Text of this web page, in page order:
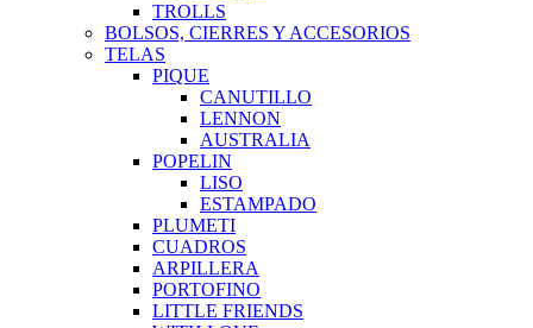
TROLLS
BOLSOS, CIERRES Y ACCESORIOS
TELAS
PIQUE
CANUTILLO
LENNON
AUSTRALIA
POPELIN
LISO
ESTAMPADO
PLUMETI
CUADROS
ARPILLERA
PORTOFINO
LITTLE FRIENDS